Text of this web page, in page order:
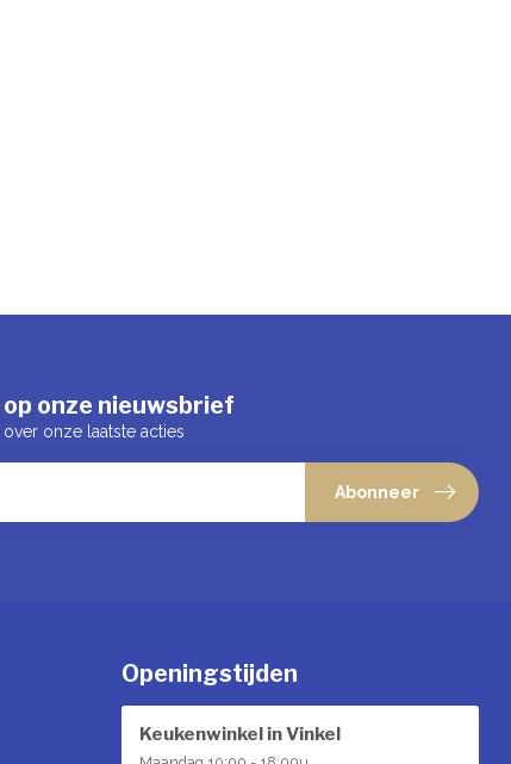
onze nieuwsbrief
onze laatste acties
Abonneer
Openingstijden
Keukenwinkel in Vinkel